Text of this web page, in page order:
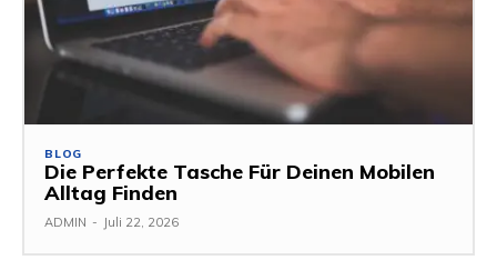
BLOG
Die Perfekte Tasche Für Deinen Mobilen
Alltag Finden
ADMIN - Juli 22, 2026